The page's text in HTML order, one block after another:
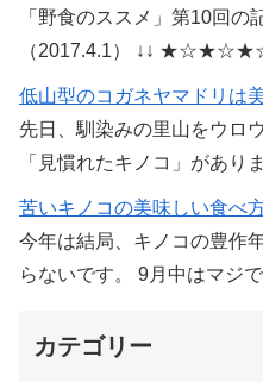
「野食のススメ」第10回の
（2017.4.1） ↓↓
低山型のコガネヤマドリは
先日、馴染みの里山をウロ
「見慣れたキノコ」があ
苦いキノコの美味しい食べ
今年は結局、キノコの豊作
らないです。 9月中はマジ
カテゴリー